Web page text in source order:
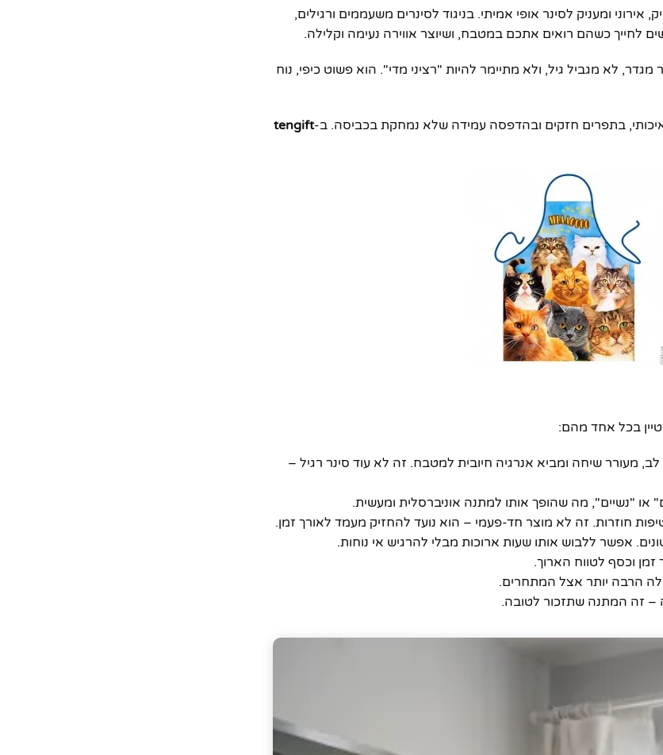
ומעניק לסינר אופי אמיתי. בניגוד לסינרים משעממים ורגילים,
לחייך כשהם רואים אתכם במטבח, ושיוצר אווירה נעימה וקלילה.
לא מגביל גיל, ולא מתיימר להיות "רציני מדי". הוא פשוט כיפי, נוח
בתפרים חזקים ובהדפסה עמידה שלא נמחקת בכביסה. ב-tengift
בכל אחד מהם:
שיחה ומביא אנרגיה חיובית למטבח. זה לא עוד סינר רגיל –
או "נשיים", מה שהופך אותו למתנה אוניברסלית ומעשית.
חוזרות. זה לא מוצר חד-פעמי – הוא נועד להחזיק מעמד לאורך זמן.
אפשר ללבוש אותו שעות ארוכות מבלי להרגיש אי נוחות.
זמן וכסף לטווח הארוך.
– זה המתנה שתזכור לטובה.